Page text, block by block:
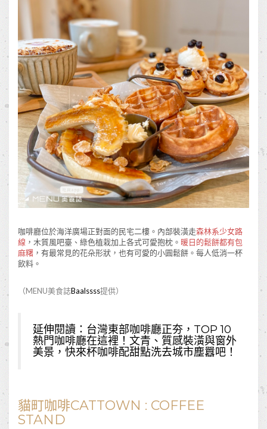
咖啡廳位於海洋廣場正對面的民宅二樓。內部裝潢走森林系少女路
線 ，木質風吧臺、綠色植栽加上各式可愛抱枕。 暖日的鬆餅都有包
麻糬 ，有最常見的花朵形狀，也有可愛的小圓鬆餅。每人低消一杯
飲料。
（MENU美食誌Baalssss提供）
延伸閱讀： 台灣東部咖啡廳正夯，TOP 10
熱門咖啡廳在這裡！文青、質感裝潢與窗外
美景，快來杯咖啡配甜點洗去城市塵囂吧！
貓町咖啡CATTOWN : COFFEE
STAND